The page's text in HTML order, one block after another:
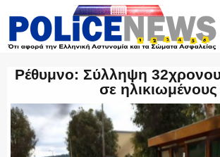
ΟΜΑΔΑ “Ζ”
ΕΚΑΜ
Ρέθυμνο: Σύλληψη
σε ηλικιωμένους